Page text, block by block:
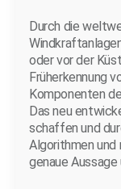
Durch die
oder vor der
Früherkennung
Komponenten
Das neu
schaffen und
Algorithmen und
genaue